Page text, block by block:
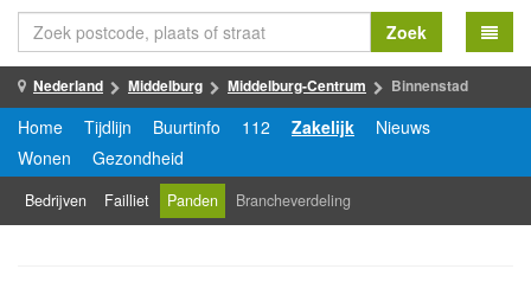
Zoek
Nederland Middelburg Middelburg-Centrum Binnenstad
Home Tijdlijn Buurtinfo 112 Zakelijk
Nieuws
Wonen
Gezondheid
Bedrijven Failliet Panden Brancheverdeling